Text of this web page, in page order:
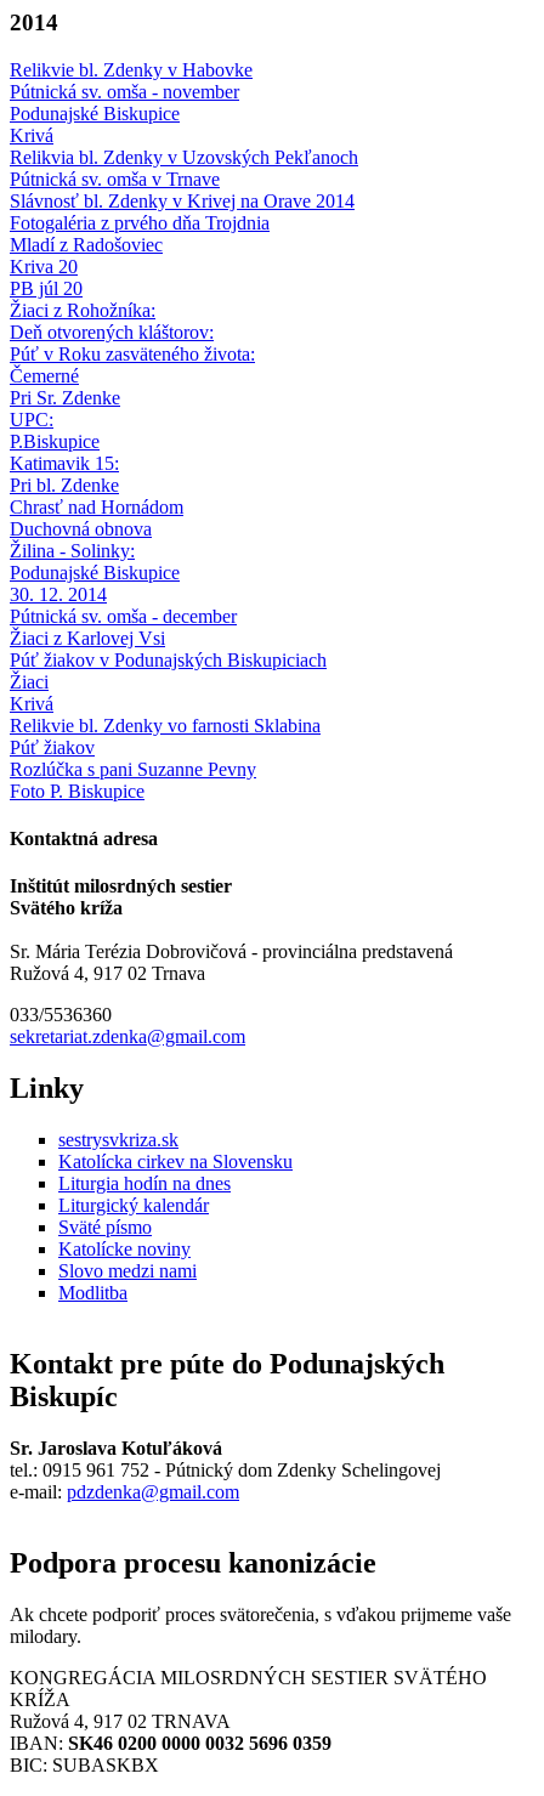
2014
Relikvie bl. Zdenky v Habovke
Pútnická sv. omša - november
Podunajské Biskupice
Krivá
Relikvia bl. Zdenky v Uzovských Pekľanoch
Pútnická sv. omša v Trnave
Slávnosť bl. Zdenky v Krivej na Orave 2014
Fotogaléria z prvého dňa Trojdnia
Mladí z Radošoviec
Kriva 20
PB júl 20
Žiaci z Rohožníka:
Deň otvorených kláštorov:
Púť v Roku zasväteného života:
Čemerné
Pri Sr. Zdenke
UPC:
P.Biskupice
Katimavik 15:
Pri bl. Zdenke
Chrasť nad Hornádom
Duchovná obnova
Žilina - Solinky:
Podunajské Biskupice
30. 12. 2014
Pútnická sv. omša - december
Žiaci z Karlovej Vsi
Púť žiakov v Podunajských Biskupiciach
Žiaci
Krivá
Relikvie bl. Zdenky vo farnosti Sklabina
Púť žiakov
Rozlúčka s pani Suzanne Pevny
Foto P. Biskupice
Kontaktná adresa
Inštitút milosrdných sestier
Svätého kríža
Sr. Mária Terézia Dobrovičová - provinciálna predstavená
Ružová 4, 917 02 Trnava
033/5536360
sekretariat.zdenka@gmail.com
Linky
sestrysvkriza.sk
Katolícka cirkev na Slovensku
Liturgia hodín na dnes
Liturgický kalendár
Sväté písmo
Katolícke noviny
Slovo medzi nami
Modlitba
Kontakt pre púte do Podunajských
Biskupíc
Sr. Jaroslava Kotuľáková
tel.: 0915 961 752 - Pútnický dom Zdenky Schelingovej
e-mail: pdzdenka@gmail.com
Podpora procesu kanonizácie
Ak chcete podporiť proces svätorečenia, s vďakou prijmeme vaše
milodary.
KONGREGÁCIA MILOSRDNÝCH SESTIER SVÄTÉHO
KRÍŽA
Ružová 4, 917 02 TRNAVA
IBAN: SK46 0200 0000 0032 5696 0359
BIC: SUBASKBX